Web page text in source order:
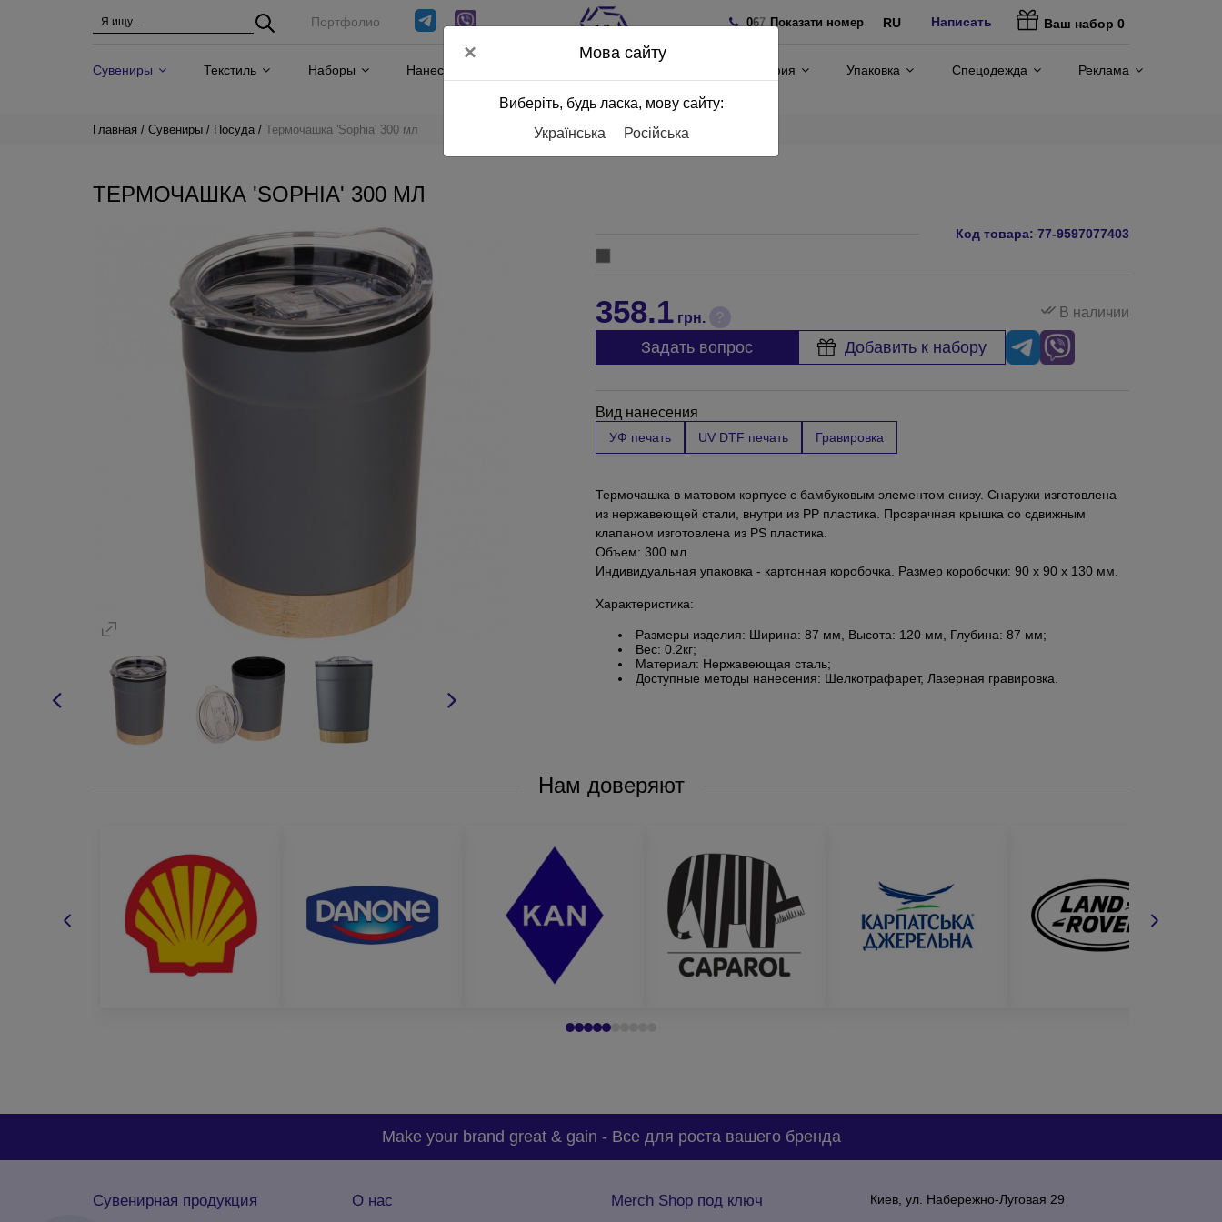
Портфолио 067 Показати номер RU Написать Ваш набор 0
Сувениры Текстиль Наборы Нанесение Полиграфия Упаковка Спецодежда Реклама
Главная Сувениры Посуда Термочашка 'Sophia' 300 мл
× Мова сайту
Виберіть, будь ласка, мову сайту:
Українська
Російська
ТЕРМОЧАШКА 'SOPHIA' 300 МЛ
Код товара: 77-9597077403
358.1грн. ? В наличии
Задать вопрос Добавить к набору
Вид нанесения
УФ печать UV DTF печать Гравировка
Термочашка в матовом корпусе с бамбуковым элементом снизу. Снаружи изготовлена
из нержавеющей стали, внутри из PP пластика. Прозрачная крышка со сдвижным
клапаном изготовлена из PS пластика.
Объем: 300 мл.
Индивидуальная упаковка - картонная коробочка. Размер коробочки: 90 x 90 x 130 мм.
Характеристика:
Размеры изделия: Ширина: 87 мм, Высота: 120 мм, Глубина: 87 мм;
Вес: 0.2кг;
Материал: Нержавеющая сталь;
Доступные методы нанесения: Шелкотрафарет, Лазерная гравировка.
Нам доверяют
Make your brand great & gain - Все для роста вашего бренда
Сувенирная продукция О нас Merch Shop под ключ
Киев, ул. Набережно-Луговая 29